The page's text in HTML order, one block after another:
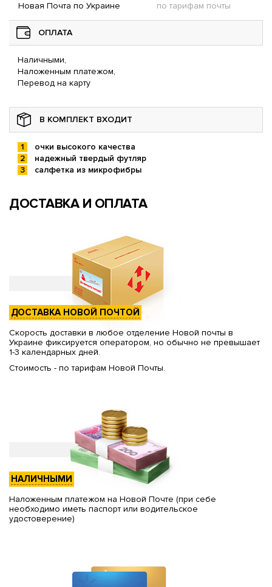
Новая Почта по Украине по тарифам почты
ОПЛАТА
Наличными,
Наложенным платежом,
Перевод на карту
В КОМПЛЕКТ ВХОДИТ
очки высокого качества
надежный твердый футляр
салфетка из микрофибры
ДОСТАВКА И ОПЛАТА
ДОСТАВКА НОВОЙ ПОЧТОЙ
Скорость доставки в любое отделение Новой почты в
Украине фиксируется оператором, но обычно не превышает
1-3 календарных дней.
Стоимость - по тарифам Новой Почты.
НАЛИЧНЫМИ
Наложенным платежом на Новой Почте (при себе
необходимо иметь паспорт или водительское
удостоверение)